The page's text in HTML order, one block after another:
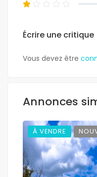
Écrire une critique
Vous devez être
Annonces
À VENDRE